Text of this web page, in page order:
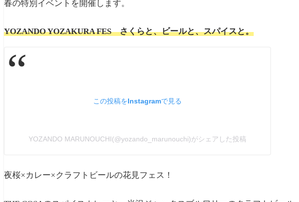
春の特別イベントを開催します。
YOZANDO YOZAKURA FES さくらと、ビールと、スパイスと。
この投稿をInstagramで見る
YOZANDO MARUNOUCHI(@yozando_marunouchi)がシェアした投稿
夜桜×カレー×クラフトビールの花見フェス！